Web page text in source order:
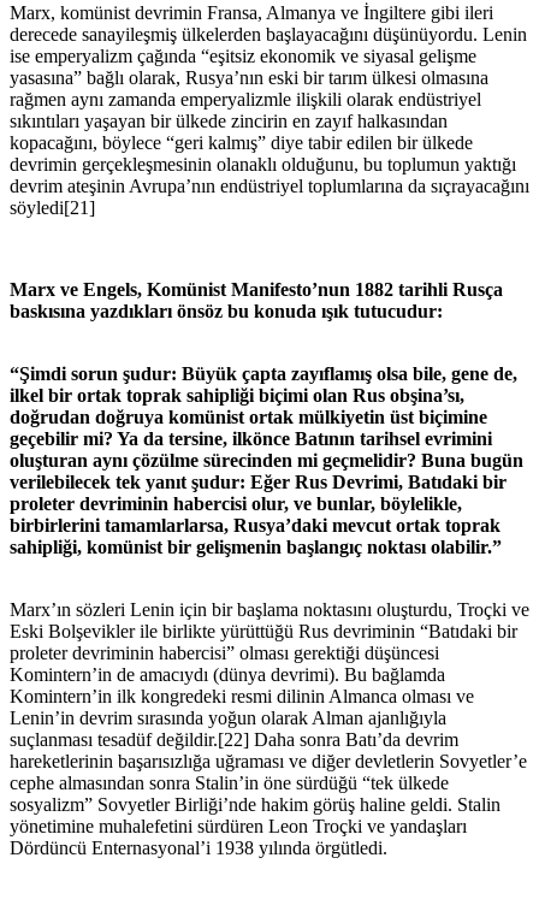
Marx, komünist devrimin Fransa, Almanya ve İngiltere gibi ileri
derecede sanayileşmiş ülkelerden başlayacağını düşünüyordu. Lenin
ise emperyalizm çağında “eşitsiz ekonomik ve siyasal gelişme
yasasına” bağlı olarak, Rusya’nın eski bir tarım ülkesi olmasına
rağmen aynı zamanda emperyalizmle ilişkili olarak endüstriyel
sıkıntıları yaşayan bir ülkede zincirin en zayıf halkasından
kopacağını, böylece “geri kalmış” diye tabir edilen bir ülkede
devrimin gerçekleşmesinin olanaklı olduğunu, bu toplumun yaktığı
devrim ateşinin Avrupa’nın endüstriyel toplumlarına da sıçrayacağını
söyledi[21]
Marx ve Engels, Komünist Manifesto’nun 1882 tarihli Rusça
baskısına yazdıkları önsöz bu konuda ışık tutucudur:
“Şimdi sorun şudur: Büyük çapta zayıflamış olsa bile, gene de,
ilkel bir ortak toprak sahipliği biçimi olan Rus obşina’sı,
doğrudan doğruya komünist ortak mülkiyetin üst biçimine
geçebilir mi? Ya da tersine, ilkönce Batının tarihsel evrimini
oluşturan aynı çözülme sürecinden mi geçmelidir? Buna bugün
verilebilecek tek yanıt şudur: Eğer Rus Devrimi, Batıdaki bir
proleter devriminin habercisi olur, ve bunlar, böylelikle,
birbirlerini tamamlarlarsa, Rusya’daki mevcut ortak toprak
sahipliği, komünist bir gelişmenin başlangıç noktası olabilir.”
Marx’ın sözleri Lenin için bir başlama noktasını oluşturdu, Troçki ve
Eski Bolşevikler ile birlikte yürüttüğü Rus devriminin “Batıdaki bir
proleter devriminin habercisi” olması gerektiği düşüncesi
Komintern’in de amacıydı (dünya devrimi). Bu bağlamda
Komintern’in ilk kongredeki resmi dilinin Almanca olması ve
Lenin’in devrim sırasında yoğun olarak Alman ajanlığıyla
suçlanması tesadüf değildir.[22] Daha sonra Batı’da devrim
hareketlerinin başarısızlığa uğraması ve diğer devletlerin Sovyetler’e
cephe almasından sonra Stalin’in öne sürdüğü “tek ülkede
sosyalizm” Sovyetler Birliği’nde hakim görüş haline geldi. Stalin
yönetimine muhalefetini sürdüren Leon Troçki ve yandaşları
Dördüncü Enternasyonal’i 1938 yılında örgütledi.